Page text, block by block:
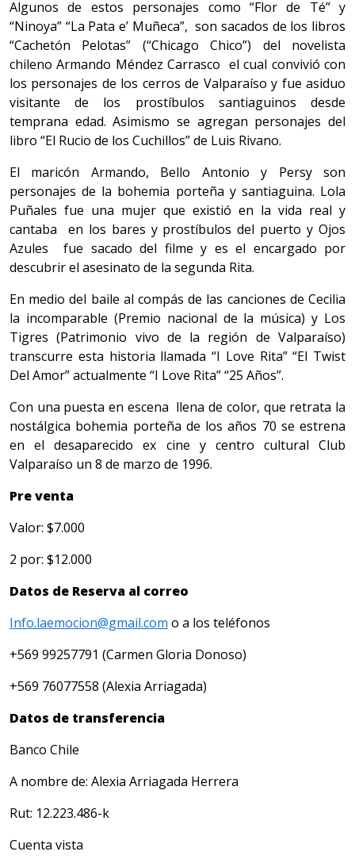
Algunos de estos personajes como “Flor de Té” y
“Ninoya” “La Pata e’ Muñeca”, son sacados de los libros
“Cachetón Pelotas” (“Chicago Chico”) del novelista
chileno Armando Méndez Carrasco el cual convivió con
los personajes de los cerros de Valparaíso y fue asiduo
visitante de los prostíbulos santiaguinos desde
temprana edad. Asimismo se agregan personajes del
libro “El Rucio de los Cuchillos” de Luis Rivano.
El maricón Armando, Bello Antonio y Persy son
personajes de la bohemia porteña y santiaguina. Lola
Puñales fue una mujer que existió en la vida real y
cantaba en los bares y prostíbulos del puerto y Ojos
Azules fue sacado del filme y es el encargado por
descubrir el asesinato de la segunda Rita.
En medio del baile al compás de las canciones de Cecilia
la incomparable (Premio nacional de la música) y Los
Tigres (Patrimonio vivo de la región de Valparaíso)
transcurre esta historia llamada “I Love Rita” “El Twist
Del Amor” actualmente “I Love Rita” “25 Años”.
Con una puesta en escena llena de color, que retrata la
nostálgica bohemia porteña de los años 70 se estrena
en el desaparecido ex cine y centro cultural Club
Valparaíso un 8 de marzo de 1996.
Pre venta
Valor: $7.000
2 por: $12.000
Datos de Reserva al correo
Info.laemocion@gmail.com o a los teléfonos
+569 99257791 (Carmen Gloria Donoso)
+569 76077558 (Alexia Arriagada)
Datos de transferencia
Banco Chile
A nombre de: Alexia Arriagada Herrera
Rut: 12.223.486-k
Cuenta vista